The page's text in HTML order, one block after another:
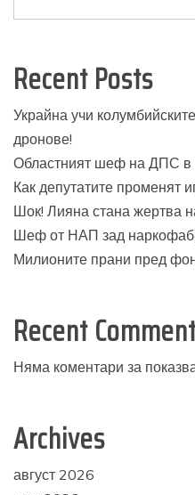
Recent Posts
Украйна учи
дронове!
Областният шеф на ДПС в
Как депутатите променят
Шок! Лияна стана жертва
Шеф от НАП зад
Милионите прани пред
Recent
Няма коментари за
Archives
август 2026